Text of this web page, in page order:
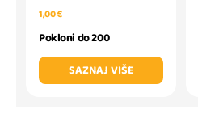
1,00 €
Pokloni do 200
SAZNAJ VIŠE